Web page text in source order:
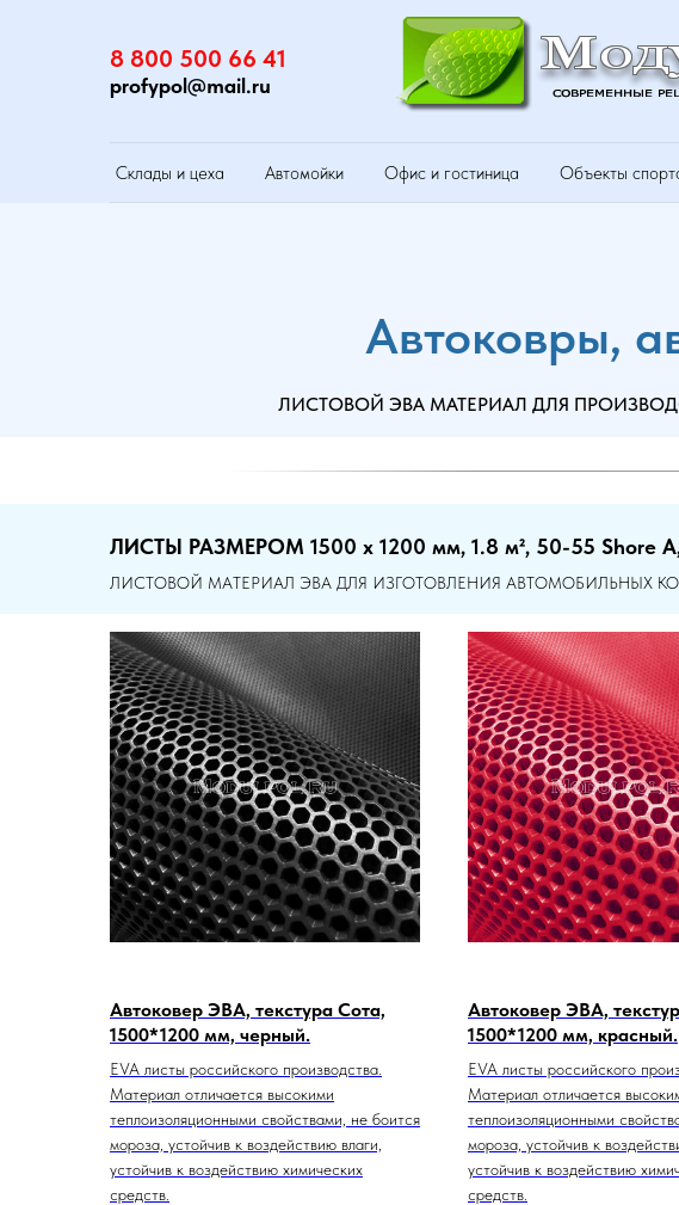
8 800 500 66 41
profypol@mail.ru
Склады и цеха Автомойки Офис и гостиница Объекты
Автоковры,
ЛИСТОВОЙ ЭВА МАТЕРИАЛ ДЛЯ
ЛИСТЫ РАЗМЕРОМ 1500 х 1200 мм, 1.8 м², 50-55 Shore A,
ЛИСТОВОЙ МАТЕРИАЛ ЭВА ДЛЯ ИЗГОТОВЛЕНИЯ АВТОМОБИЛЬНЫХ
Автоковер ЭВА, текстура Сота,
1500*1200 мм, черный.
EVA листы российского производства.
Материал отличается высокими
теплоизоляционными свойствами, не боится
мороза, устойчив к воздействию влаги,
устойчив к воздействию химических
средств.
Автоковер ЭВА,
1500*1200 мм, красный.
EVA листы российского
Материал отличается
теплоизоляционными
мороза, устойчив к
устойчив к воздействию
средств.